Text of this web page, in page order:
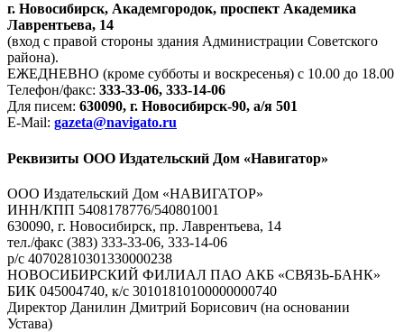
г. Новосибирск, Академгородок, проспект Академика
Лаврентьева, 14
(вход с правой стороны здания Администрации Советского
района).
ЕЖЕДНЕВНО (кроме субботы и воскресенья) с 10.00 до 18.00
Телефон/факс: 333-33-06, 333-14-06
Для писем: 630090, г. Новосибирск-90, а/я 501
E-Mail: gazeta@navigato.ru
Реквизиты ООО Издательский Дом «Навигатор»
ООО Издательский Дом «НАВИГАТОР»
ИНН/КПП 5408178776/540801001
630090, г. Новосибирск, пр. Лаврентьева, 14
тел./факс (383) 333-33-06, 333-14-06
р/с 40702810301330000238
НОВОСИБИРСКИЙ ФИЛИАЛ ПАО АКБ «СВЯЗЬ-БАНК»
БИК 045004740, к/с 30101810100000000740
Директор Данилин Дмитрий Борисович (на основании
Устава)